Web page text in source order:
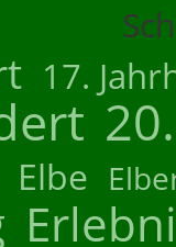
17.
Elbe